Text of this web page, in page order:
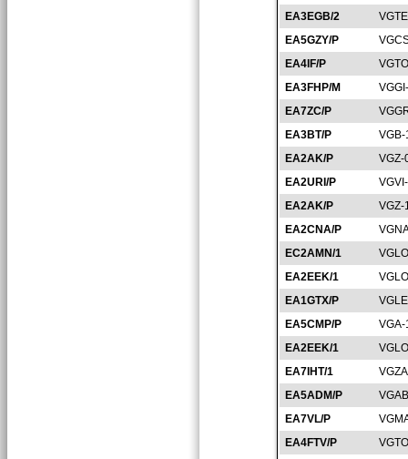
EA3EGB/2
EA5GZY/P
EA4IF/P
EA3FHP/M
EA7ZC/P
EA3BT/P
EA2AK/P
VGZ-
EA2URI/P
EA2AK/P
VGZ-
EA2CNA/P
EC2AMN/1
EA2EEK/1
EA1GTX/P
EA5CMP/P
EA2EEK/1
EA7IHT/1
EA5ADM/P
EA7VL/P
EA4FTV/P